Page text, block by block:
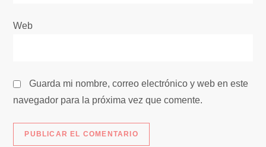
a
a
s
Web
Guarda mi nombre, correo electrónico y web en este
navegador para la próxima vez que comente.